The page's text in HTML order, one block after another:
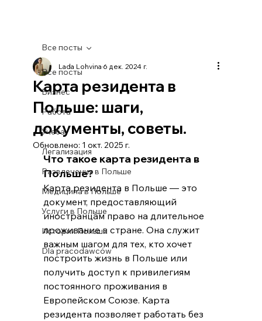
Все посты
Бизнес
Работа
Учеба
Легализация
Развлечения в Польше
Медицина в Польше
Услуги в Польше
История Польши
Dla pracodawców
Все посты
Карта резидента в
Польше: шаги,
документы, советы.
Lada Lohvina6 дек. 2024 г.
Обновлено: 1 окт. 2025 г.
Что такое карта резидента в
Польше?
Карта резидента в Польше — это
документ, предоставляющий
иностранцам право на длительное
проживание в стране. Она служит
важным шагом для тех, кто хочет
построить жизнь в Польше или
получить доступ к привилегиям
постоянного проживания в
Европейском Союзе. Карта
резидента позволяет работать без